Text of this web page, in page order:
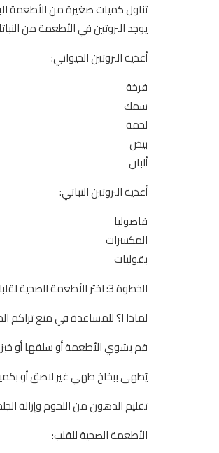
تناول كميات صغيرة من الأطعمة
يوجد البروتين في الأطعمة من
أغذية البروتين الحيواني:
فرخة
سمك
لحمة
بيض
ألبان
أغذية البروتين النباتي:
فاصوليا
المكسرات
بقوليات
الخطوة 3: اختر الأطعمة الصحية لقلبك.
لماذا ا؟ للمساعدة في منع تراكم
قم بشوي الأطعمة أو سلقها أو
يُطهى ببخاخ طهي غير لاصق أو
تقليم الدهون من اللحوم وإزالة
الأطعمة الصحية للقلب: